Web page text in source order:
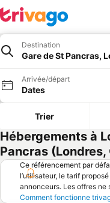
Destination
Gare de St Pancras,
Arrivée/départ
Dates
Trier
Hébergements à
Pancras
Ce référencement par
l’utilisateur, le tarif
annonceurs. Les offres ne
Comment fonctionne